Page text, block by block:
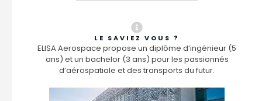
LE SAVIEZ VOUS ?
ELISA Aerospace propose un diplôme d’ingénieur (5
ans) et un bachelor (3 ans) pour les passionnés
d’aérospatiale et des transports du futur.